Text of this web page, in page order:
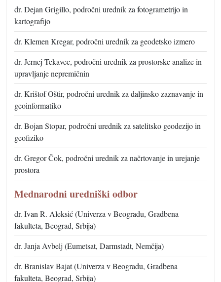
dr. Dejan Grigillo, področni urednik za fotogrametrijo in
kartografijo
dr. Klemen Kregar, področni urednik za geodetsko izmero
dr. Jernej Tekavec, področni urednik za prostorske analize in
upravljanje nepremičnin
dr. Krištof Oštir, področni urednik za daljinsko zaznavanje in
geoinformatiko
dr. Bojan Stopar, področni urednik za satelitsko geodezijo in
geofiziko
dr. Gregor Čok, področni urednik za načrtovanje in urejanje
prostora
Mednarodni uredniški odbor
dr. Ivan R. Aleksić (Univerza v Beogradu, Gradbena
fakulteta, Beograd, Srbija)
dr. Janja Avbelj (Eumetsat, Darmstadt, Nemčija)
dr. Branislav Bajat (Univerza v Beogradu, Gradbena
fakulteta, Beograd, Srbija)